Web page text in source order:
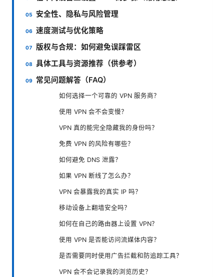
安全性、隐私与风险管理
速度测试与优化策略
版权与合规：如何避免误踩雷区
具体工具与资源推荐（供参考）
常见问题解答（FAQ）
如何选择一个可靠的 VPN 服务商？
使用 VPN 会不会变慢？
VPN 真的能完全隐藏我的身份吗？
免费 VPN 的风险有哪些？
如何避免 DNS 泄露？
如果 VPN 断线了怎么办？
VPN 会暴露我的真实 IP 吗？
移动设备上翻墙安全吗？
如何在自己的路由器上设置 VPN？
使用 VPN 是否能访问流媒体内容？
是否需要同时使用广告拦截和防追踪工具？
VPN 会不会记录我的浏览历史？